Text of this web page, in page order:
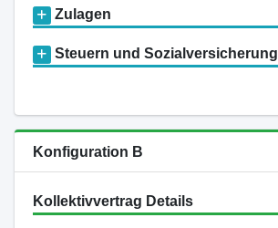
Zulagen
Steuern und Sozialversicherung
Konfiguration B
Kollektivvertrag Details